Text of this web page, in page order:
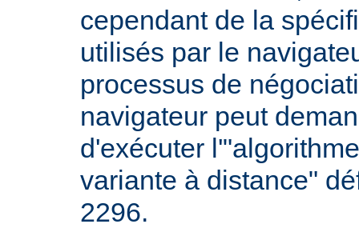
cependant de la
utilisés par le
processus de
navigateur peut
d'exécuter
variante à distance"
2296.